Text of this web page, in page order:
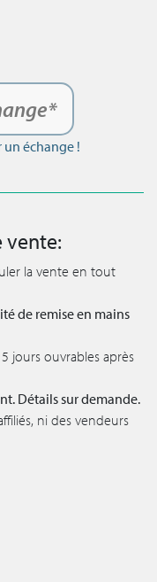
échange !
vente:
la vente en tout
de remise en mains
jours ouvrables après
Détails sur demande.
ni des vendeurs